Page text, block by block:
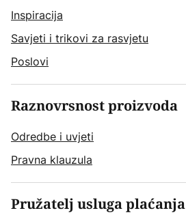
Inspiracija
Savjeti i trikovi za rasvjetu
Poslovi
Raznovrsnost proizvoda
Odredbe i uvjeti
Pravna klauzula
Pružatelj usluga plaćanja